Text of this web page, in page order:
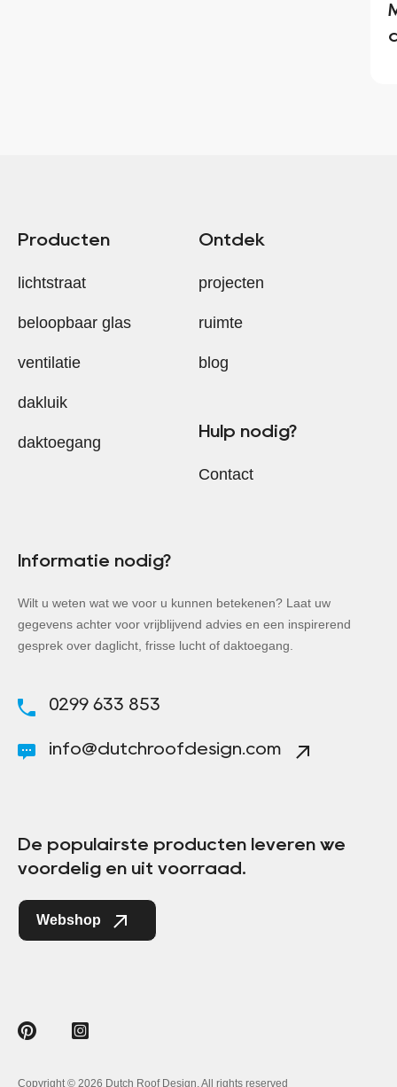
Producten
lichtstraat
beloopbaar glas
ventilatie
dakluik
daktoegang
Ontdek
projecten
ruimte
blog
Hulp nodig?
Contact
Informatie nodig?
Wilt u weten wat we voor u kunnen betekenen? Laat uw
gegevens achter voor vrijblijvend advies en een inspirerend
gesprek over daglicht, frisse lucht of daktoegang.
0299 633 853
info@dutchroofdesign.com
De populairste producten leveren we
voordelig en uit voorraad.
Webshop
Copyright © 2026 Dutch Roof Design. All rights reserved